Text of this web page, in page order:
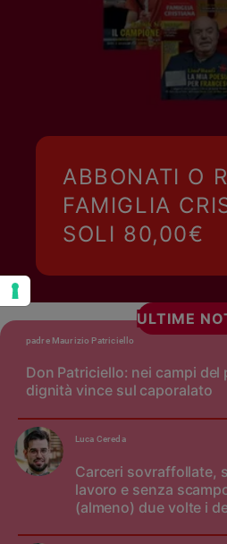
ABBONATI O
FAMIGLIA
SOLI 80,00€
ULTIME
Don Patriciello: nei campi del
dignità vince sul caporalato
padre Maurizio Patriciello
Carceri sovraffollate,
lavoro e senza
(almeno) due volte i
Luca Cereda